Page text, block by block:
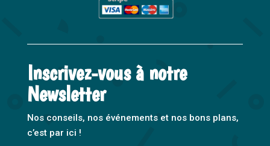
Inscrivez-vous à notre
Newsletter
Nos conseils, nos événements et nos bons plans,
c’est par ici !